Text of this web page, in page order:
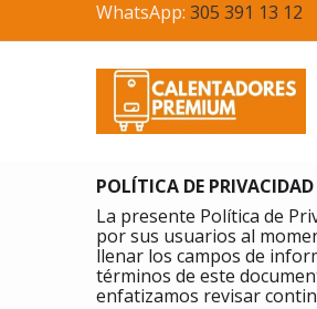
WhatsApp: 305 391 13 12
POLÍTICA DE PRIVACIDAD
La presente Política de
por sus usuarios al
llenar los campos de
términos de este
enfatizamos revisar